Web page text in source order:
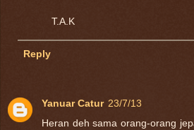
T.A.K
Reply
Yanuar Catur 23/7/13
Heran deh sama orang-orang